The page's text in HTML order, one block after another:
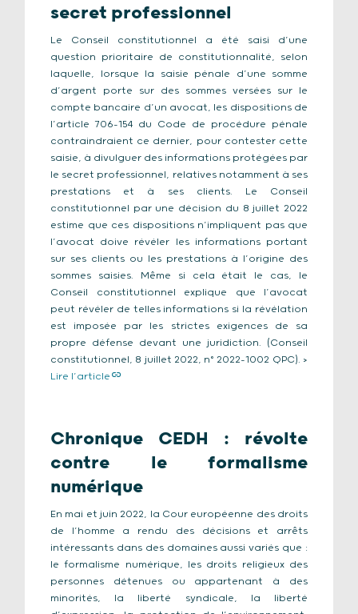
secret professionnel
Le Conseil constitutionnel a été saisi d’une
question prioritaire de constitutionnalité, selon
laquelle, lorsque la saisie pénale d’une somme
d’argent porte sur des sommes versées sur le
compte bancaire d’un avocat, les dispositions de
l’article 706-154 du Code de procédure pénale
contraindraient ce dernier, pour contester cette
saisie, à divulguer des informations protégées par
le secret professionnel, relatives notamment à ses
prestations et à ses clients. Le Conseil
constitutionnel par une décision du 8 juillet 2022
estime que ces dispositions n’impliquent pas que
l’avocat doive révéler les informations portant
sur ses clients ou les prestations à l’origine des
sommes saisies. Même si cela était le cas, le
Conseil constitutionnel explique que l’avocat
peut révéler de telles informations si la révélation
est imposée par les strictes exigences de sa
propre défense devant une juridiction. (Conseil
constitutionnel, 8 juillet 2022, n° 2022-1002 QPC). >
Lire l’article
Chronique CEDH : révolte
contre le formalisme
numérique
En mai et juin 2022, la Cour européenne des droits
de l’homme a rendu des décisions et arrêts
intéressants dans des domaines aussi variés que :
le formalisme numérique, les droits religieux des
personnes détenues ou appartenant à des
minorités, la liberté syndicale, la liberté